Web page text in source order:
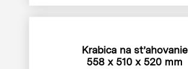
Krabica na sťahovanie
558 x 510 x 520 mm